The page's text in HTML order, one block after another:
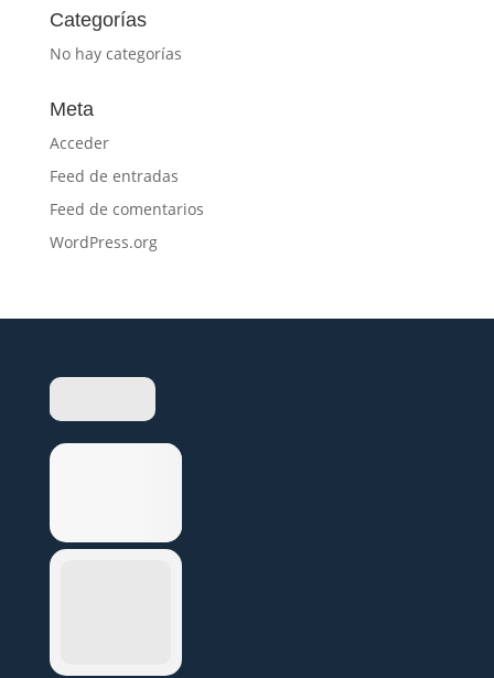
Categorías
No hay categorías
Meta
Acceder
Feed de entradas
Feed de comentarios
WordPress.org